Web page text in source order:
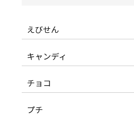
えびせん
キャンディ
チョコ
プチ